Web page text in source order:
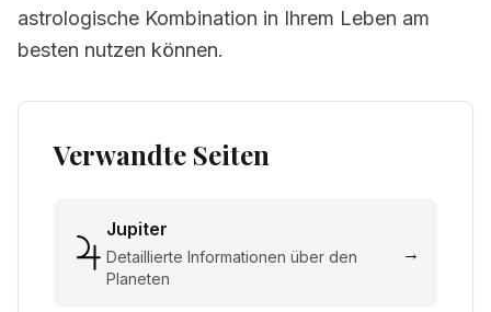
astrologische Kombination in Ihrem Leben am
besten nutzen können.
Verwandte Seiten
Jupiter
Detaillierte Informationen über den
Planeten
→